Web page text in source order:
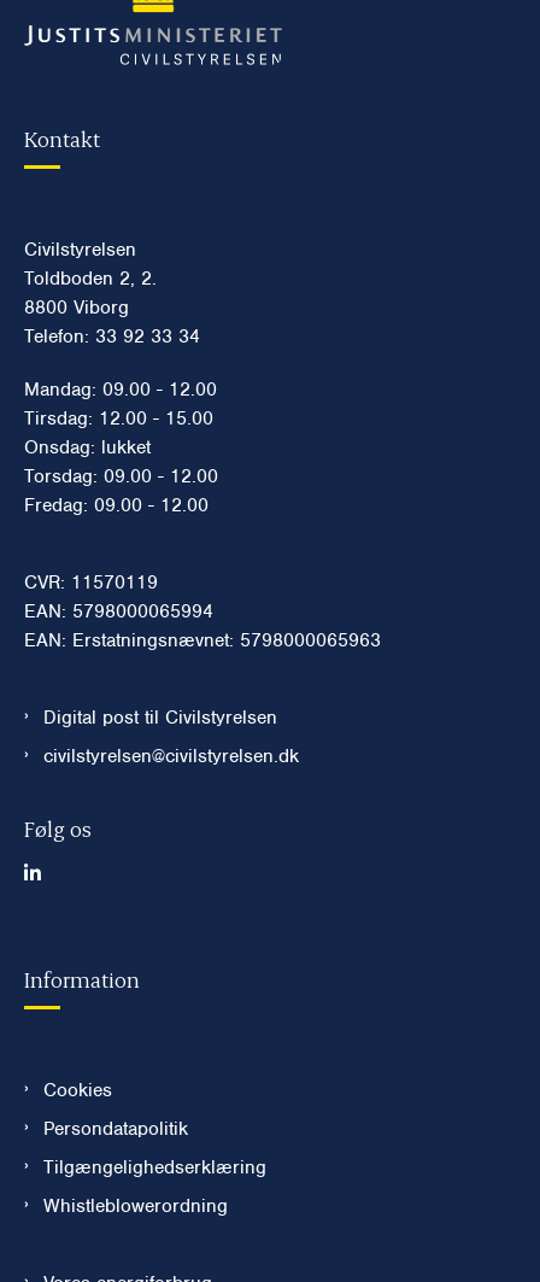
Kontakt
Civilstyrelsen
Toldboden 2, 2.
8800 Viborg
Telefon: 33 92 33 34
Mandag: 09.00 - 12.00
Tirsdag: 12.00 - 15.00
Onsdag: lukket
Torsdag: 09.00 - 12.00
Fredag: 09.00 - 12.00
CVR: 11570119
EAN: 5798000065994
EAN: Erstatningsnævnet: 5798000065963
Digital post til Civilstyrelsen
civilstyrelsen@civilstyrelsen.dk
Følg os
Information
Cookies
Persondatapolitik
Tilgængelighedserklæring
Whistleblowerordning